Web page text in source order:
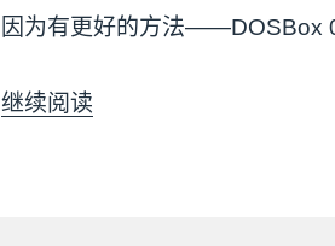
因为有更好的方法
继续阅读